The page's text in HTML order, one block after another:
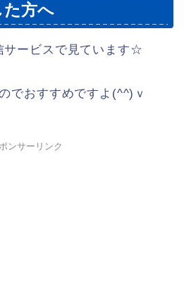
た方へ
サービスで見ています☆
でおすすめですよ(^^)ｖ
ンサーリンク